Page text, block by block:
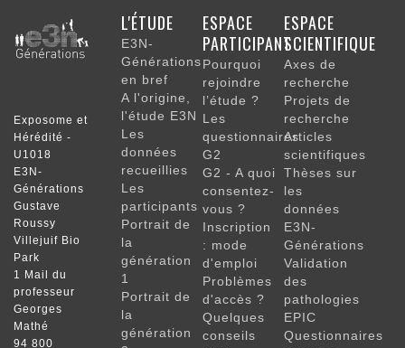
NAVIGATION
PRINCIPALE
L'ÉTUDE
E3N-
Générations
en bref
A l'origine,
l'étude E3N
Les
données
recueillies
Les
participants
Portrait de
la
génération
1
Portrait de
la
génération
ESPACE
PARTICIPANT
Pourquoi
rejoindre
l’étude ?
Les
questionnaires
G2
G2 - A quoi
consentez-
vous ?
Inscription
: mode
d'emploi
Problèmes
d'accès ?
Quelques
conseils
ESPACE
SCIENTIFIQUE
Axes de
recherche
Projets de
recherche
Articles
scientifiques
Thèses sur
les
données
E3N-
Générations
Validation
des
pathologies
EPIC
Questionnaires
Exposome et
Hérédité -
U1018
E3N-
Générations
Gustave
Roussy
Villejuif Bio
Park
1 Mail du
professeur
Georges
Mathé
94 800